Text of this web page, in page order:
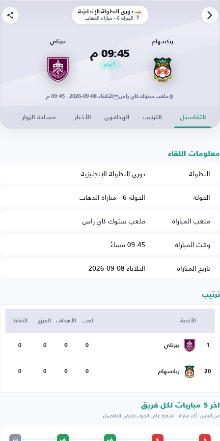
دوري البطولة الإنجليزية
الجولة 6 - مباراة الذهاب
ريكسهام
09:45 م
1 يوم
بيرنلي
ملعب ستوك كاي راس الثلاثاء 08-09-2026 · 09:45 م
التفاصيل الترتيب الهدافون الأخبار مساحة الزوار
معلومات اللقاء
البطولة
دوري البطولة الإنجليزية
الجولة
الجولة 6 - مباراة الذهاب
ملعب المباراة
ملعب ستوك كاي راس
وقت المباراة
09:45 مساءً
تاريخ المباراة
الثلاثاء 08-09-2026
ترتيب
الأندية لعب الأهداف الفرق النقاط
1 بيرنلي 0
0
0
0
20 ريكسهام 0
0
0
0
اخر 5 مباريات لكل فريق
من اليمين: آخر مباراة · اضغط على الحرف لعرض التفاصيل